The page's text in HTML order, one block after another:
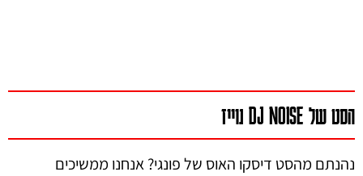
הסט של DJ NOISE נוייז
נהנתם מהסט דיסקו האוס של פונגי? אנחנו ממשיכים